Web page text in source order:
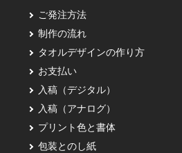
ご発注方法
制作の流れ
タオルデザインの作り方
お支払い
入稿（デジタル）
入稿（アナログ）
プリント色と書体
包装とのし紙